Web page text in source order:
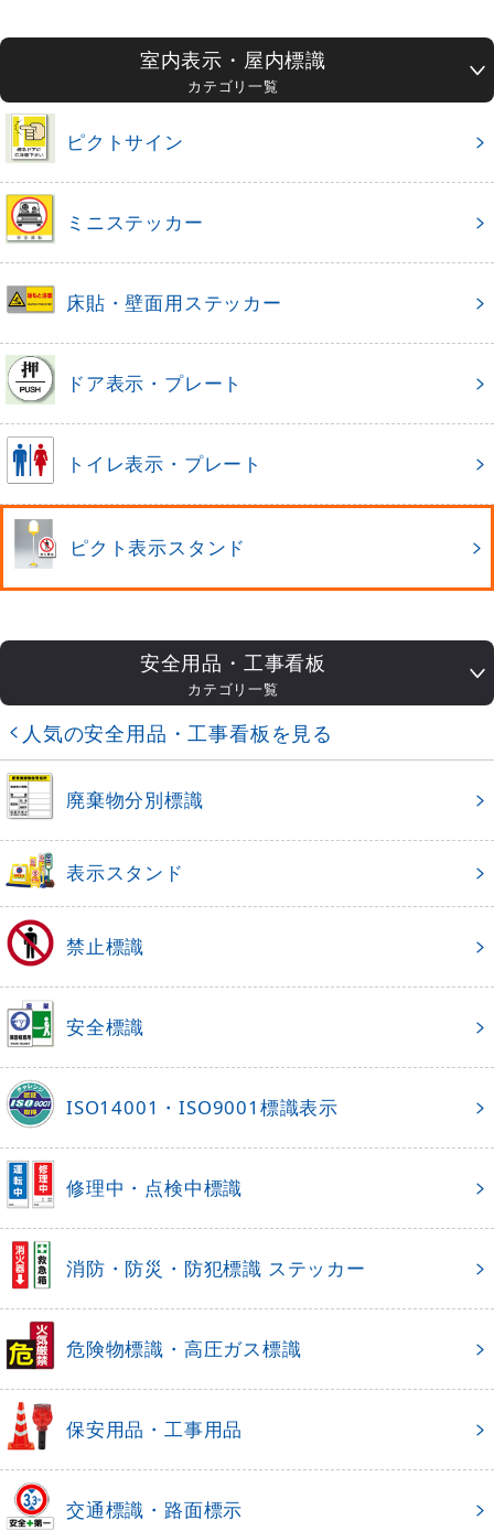
室内表示・屋内標識
カテゴリ一覧
ピクトサイン
ミニステッカー
床貼・壁面用ステッカー
ドア表示・プレート
トイレ表示・プレート
ピクト表示スタンド
安全用品・工事看板
カテゴリ一覧
人気の安全用品・工事看板を見る
廃棄物分別標識
表示スタンド
禁止標識
安全標識
ISO14001・ISO9001標識表示
修理中・点検中標識
消防・防災・防犯標識 ステッカー
危険物標識・高圧ガス標識
保安用品・工事用品
交通標識・路面標示